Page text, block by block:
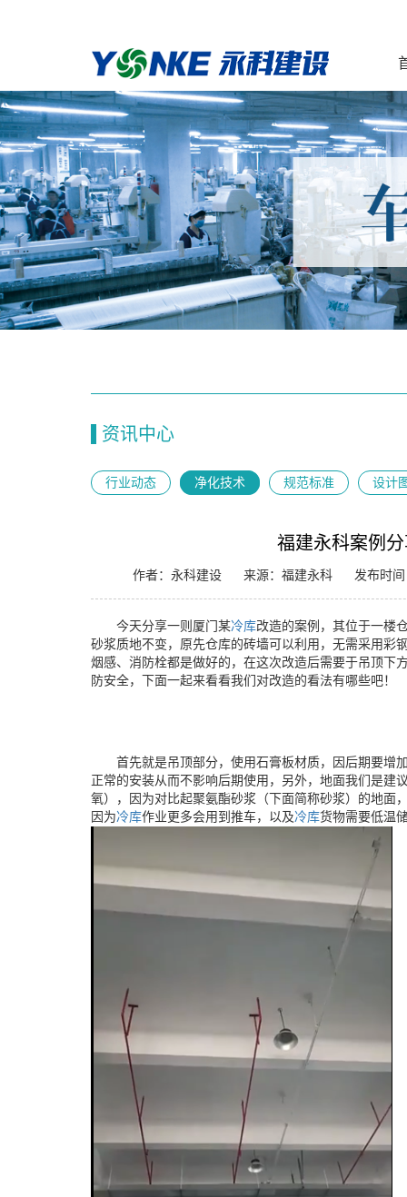
资讯中心
行业动态 净化技术 规范标准 设计
福建永科案例
作者：永科建设 来源：福建永科 发布时间
今天分享一则厦门某冷库改造的案例，其位于一楼
砂浆质地不变，原先仓库的砖墙可以利用，无需采用彩
烟感、消防栓都是做好的，在这次改造后需要于吊顶下
防安全，下面一起来看看我们对改造的看法有哪些吧！
首先就是吊顶部分，使用石膏板材质，因后期要增
正常的安装从而不影响后期使用，另外，地面我们是建
氧），因为对比起聚氨酯砂浆（下面简称砂浆）的地面
因为冷库作业更多会用到推车，以及冷库货物需要低温